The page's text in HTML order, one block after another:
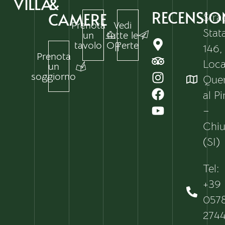
CAMERE
Prenota
un
soggiorno
Prenota
un
tavolo
Vedi
tutte le
Offerte
146,
al
–
(SI)
Tel:
+39